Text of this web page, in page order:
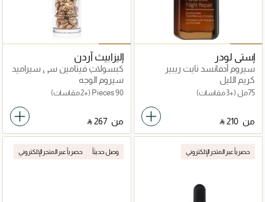
إستي لودر
سيروم أدفانسد نايت ريبير
سينكرونايزد مالتي ريكفري
كومبلكس
كريم الليل
75مل (+3 مقاسات)
من ‎ ⃁ ⁦210⁩ ‎
إليزابيث آردن
كبسولات فيتامين سي سيراميد
لتجديد التألق
سيروم الوجه
90 Pieces (+2 مقاسات)
من ‎ ⃁ ⁦267⁩ ‎
حصرياً عبر المتجر الإلكتروني وصل حديثاً حصرياً عبر المتجر الإلكتروني